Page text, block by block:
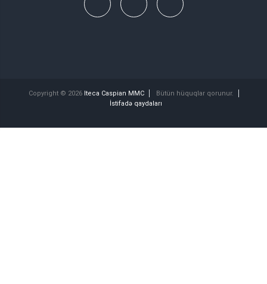
Copyright © 2026 Iteca Caspian MMC
Bütün hüquqlar qorunur.
İstifadə qaydaları